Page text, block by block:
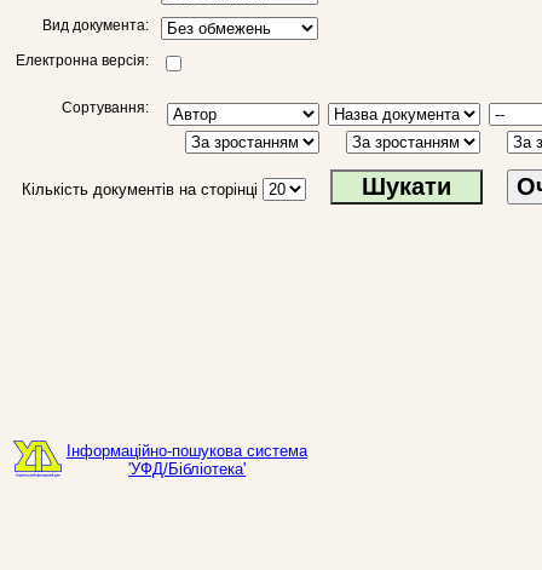
Вид документа:
Електронна версія:
Сортування:
Кількість документів на сторінці
Інформаційно-пошукова система
'УФД/Бібліотека'